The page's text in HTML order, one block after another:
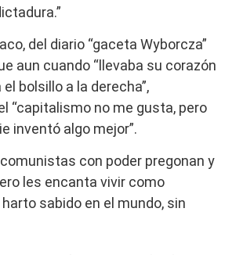
del diario “gaceta Wyborcza”
aun cuando “llevaba su corazón
bolsillo a la derecha”,
“capitalismo no me gusta, pero
inventó algo mejor”.
con poder pregonan y
les encanta vivir como
sabido en el mundo, sin